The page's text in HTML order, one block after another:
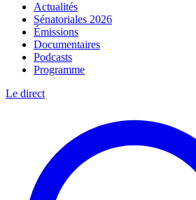
Actualités
Sénatoriales 2026
Émissions
Documentaires
Podcasts
Programme
Le direct